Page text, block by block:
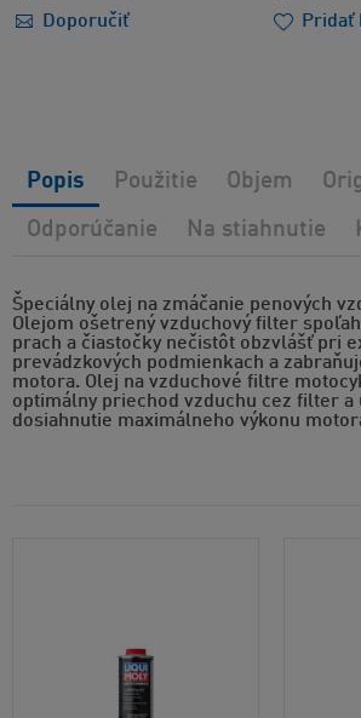
Doporučiť
Pridať
Špeciálny olej na zmáčanie penových
Olejom ošetrený vzduchový filter
prach a čiastočky nečistôt obzvlášť pri
prevádzkových podmienkach a
motora. Olej na vzduchové filtre
optimálny priechod vzduchu cez filter a
dosiahnutie maximálneho výkonu
Popis Použitie Objem
Odporúčanie Na stiahnutie